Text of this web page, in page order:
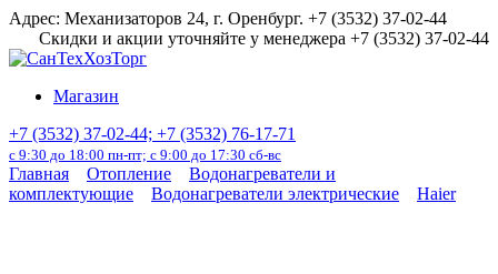
Перейти
содержанию
Адрес: Механизаторов 24, г. Оренбург. +7 (3532) 37-02-44
Скидки и акции уточняйте у менеджера +7 (3532) 37-02-44
Магазин
+7 (3532) 37-02-44; +7 (3532) 76-17-71
с 9:30 до 18:00 пн-пт; с 9:00 до 17:30 сб-вс
Главная Отопление
Водонагреватели и
комплектующие
Водонагреватели электрические Haier